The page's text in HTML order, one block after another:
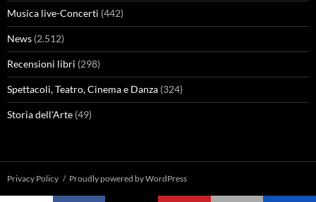
Musica live-Concerti (442)
News (2.512)
Recensioni libri (298)
Spettacoli, Teatro, Cinema e Danza (324)
Storia dell'Arte (49)
Privacy Policy Proudly powered by WordPress